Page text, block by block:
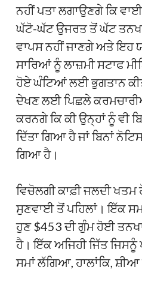
ਨਹੀਂ ਪਤਾ ਲਗਾਉਣਗੇ ਕਿ
ਘੱਟੋ-ਘੱਟ ਉਜਰਤ ਤੋਂ ਘੱਟ
ਵਾਪਸ ਨਹੀਂ ਜਾਣਗੇ ਅਤੇ ਇਹ
ਸਾਰਿਆਂ ਨੂੰ ਲਾਜ਼ਮੀ ਸਟਾਫ
ਹੋਏ ਘੰਟਿਆਂ ਲਈ ਭੁਗਤਾਨ
ਦੇਖਣ ਲਈ ਪਿਛਲੇ
ਕਰਨਗੇ ਕਿ ਕੀ ਉਨ੍ਹਾਂ ਨੂੰ ਵੀ
ਦਿੱਤਾ ਗਿਆ ਹੈ ਜਾਂ ਬਿਨਾਂ
ਗਿਆ ਹੈ।
ਵਿਚੋਲਗੀ ਕਾਫ਼ੀ ਜਲਦੀ ਖਤਮ
ਸੁਣਵਾਈ ਤੋਂ ਪਹਿਲਾਂ। ਇੱਕ
ਹੁਣ $453 ਦੀ ਗੁੰਮ ਹੋਈ
ਹੈ। ਇੱਕ ਅਜਿਹੀ ਜਿੱਤ
ਸਮਾਂ ਲੱਗਿਆ, ਹਾਲਾਂਕਿ,